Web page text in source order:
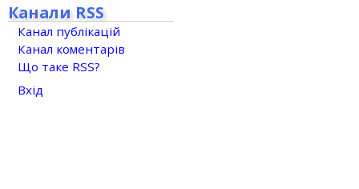
Канали RSS
Канал публікацій
Канал коментарів
Що таке RSS?
Вхід